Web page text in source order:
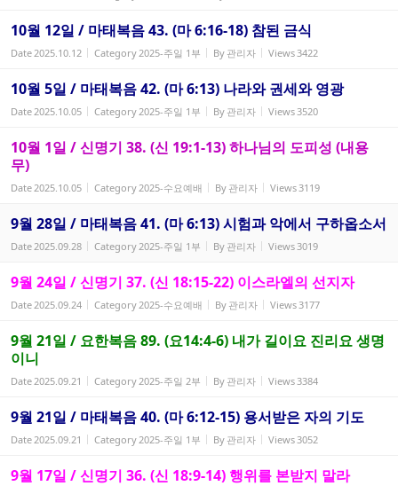
10월 12일 / 마태복음 43. (마 6:16-18) 참된 금식
Date2025.10.12 Category2025-주일 1부 By 관리자 Views3422
10월 5일 / 마태복음 42. (마 6:13) 나라와 권세와 영광
Date2025.10.05 Category2025-주일 1부 By 관리자 Views3520
10월 1일 / 신명기 38. (신 19:1-13) 하나님의 도피성 (내용
무)
Date2025.10.05 Category2025-수요예배 By 관리자 Views3119
9월 28일 / 마태복음 41. (마 6:13) 시험과 악에서 구하옵소서
Date2025.09.28 Category2025-주일 1부 By 관리자 Views3019
9월 24일 / 신명기 37. (신 18:15-22) 이스라엘의 선지자
Date2025.09.24 Category2025-수요예배 By 관리자 Views3177
9월 21일 / 요한복음 89. (요14:4-6) 내가 길이요 진리요 생명
이니
Date2025.09.21 Category2025-주일 2부 By 관리자 Views3384
9월 21일 / 마태복음 40. (마 6:12-15) 용서받은 자의 기도
Date2025.09.21 Category2025-주일 1부 By 관리자 Views3052
9월 17일 / 신명기 36. (신 18:9-14) 행위를 본받지 말라